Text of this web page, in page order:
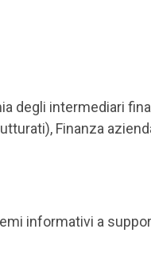
degli intermediari
Finanza
informativi a